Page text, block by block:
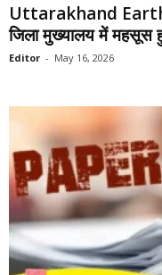
Uttarakhand
जिला मुख्यालय में महसूस
Editor - May 16, 2026